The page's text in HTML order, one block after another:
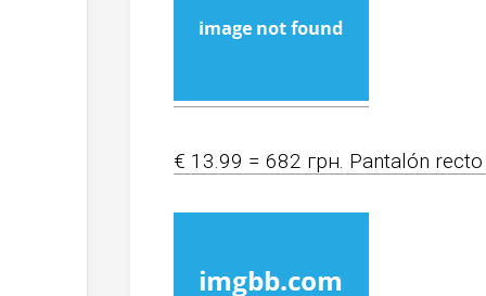
€ 13.99 = 682 грн. Pantalón